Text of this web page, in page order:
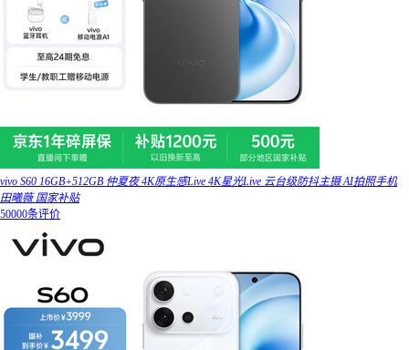
vivo S60 16GB+512GB 仲夏夜 4K原生感Live 4K星光Live 云台级防抖主摄 AI拍照手机
田曦薇 国家补贴
50000条评价